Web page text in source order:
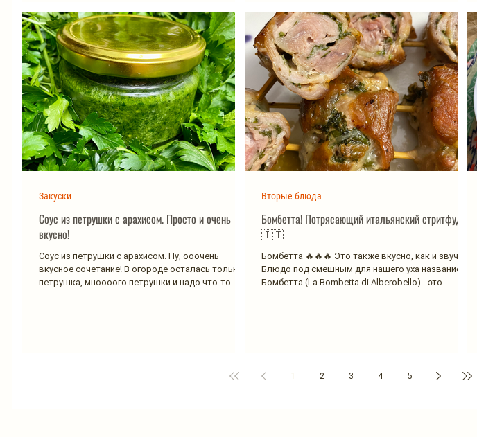
Соус из петрушки с арахисом. Просто и очень
вкусно!
Соус из петрушки с арахисом. Ну, ооочень
вкусное сочетание! В огороде осталась только
петрушка, мноооого петрушки и надо что-то
Закуски
Бомбетта! Потрясающий итальянский стритфуд
🇮🇹
Бомбетта 🔥🔥🔥 Это также вкусно, как и звучит!
Блюдо под смешным для нашего уха названием
Бомбетта (La Bombetta di Alberobello) - это...
Вторые блюда
2 3 4 5